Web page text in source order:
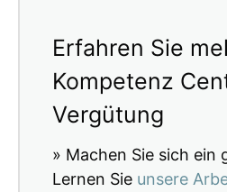
Erfahren Sie
Kompetenz
Vergütung
» Machen Sie sich ein
Lernen Sie unsere